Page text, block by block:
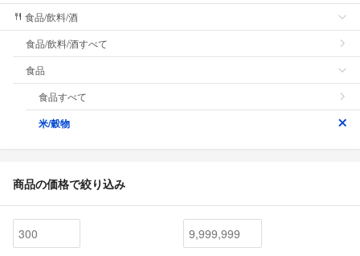
食品/飲料/酒
食品/飲料/酒すべて
食品
食品すべて
米/穀物
商品の価格で絞り込み